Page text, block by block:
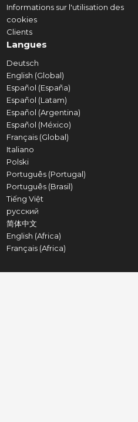
Informations sur l'utilisation des
cookies
Clients
Langues
Deutsch
English (Global)
Español (España)
Español (Latam)
Español (Argentina)
Español (México)
Français (Global)
Italiano
Polski
Português (Portugal)
Português (Brasil)
Tiếng Việt
русский
简体中文
English (Africa)
Français (Africa)